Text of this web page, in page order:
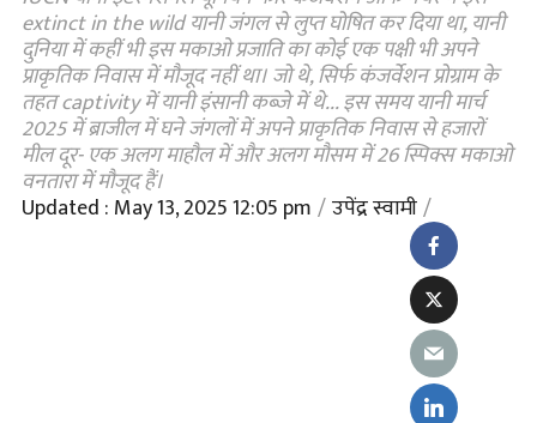
extinct in the wild यानी जंगल से लुप्त घोषित कर दिया था, यानी
दुनिया में कहीं भी इस मकाओ प्रजाति का कोई एक पक्षी भी अपने
प्राकृतिक निवास में मौजूद नहीं था। जो थे, सिर्फ कंजर्वेशन प्रोग्राम के
तहत captivity में यानी इंसानी कब्जे में थे... इस समय यानी मार्च
2025 में ब्राजील में घने जंगलों में अपने प्राकृतिक निवास से हजारों
मील दूर- एक अलग माहौल में और अलग मौसम में 26 स्पिक्स मकाओ
वनतारा में मौजूद हैं।
Updated : May 13, 2025 12:05 pm उपेंद्र स्वामी